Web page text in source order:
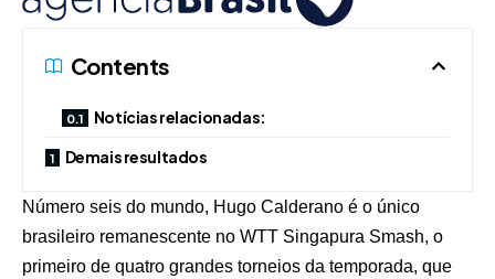
Contents
Notícias relacionadas:
Demais resultados
Número seis do mundo, Hugo Calderano é o único
brasileiro remanescente no WTT Singapura Smash, o
primeiro de quatro grandes torneios da temporada, que